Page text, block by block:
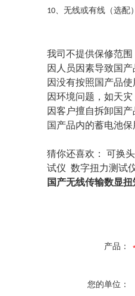
10、无线或有线（选配
我司不提供保修范围
因人员因素导致国
因没有按照国产品
因环境问题，如天
因客户擅自拆卸国
国产品内的蓄电池
猜你还喜欢： 可换
试仪 数字扭力测试
国产无线传输数显
产品：
您的单位：